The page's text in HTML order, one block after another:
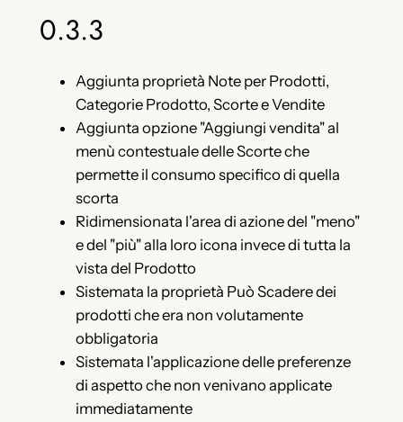
0.3.3
Aggiunta proprietà Note per Prodotti,
Categorie Prodotto, Scorte e Vendite
Aggiunta opzione "Aggiungi vendita" al
menù contestuale delle Scorte che
permette il consumo specifico di quella
scorta
Ridimensionata l'area di azione del "meno"
e del "più" alla loro icona invece di tutta la
vista del Prodotto
Sistemata la proprietà Può Scadere dei
prodotti che era non volutamente
obbligatoria
Sistemata l'applicazione delle preferenze
di aspetto che non venivano applicate
immediatamente